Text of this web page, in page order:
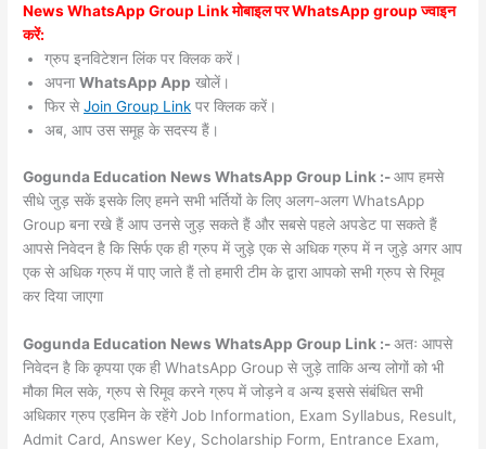
News WhatsApp Group Link मोबाइल पर WhatsApp group ज्वाइन
करें:
ग्रुप इनविटेशन लिंक पर क्लिक करें।
अपनाWhatsApp App खोलें।
फिर सेJoin Group Link पर क्लिक करें।
अब, आप उस समूह के सदस्य हैं।
Gogunda Education News WhatsApp Group Link :-आप हमसे
सीधे जुड़ सकें इसके लिए हमने सभी भर्तियों के लिए अलग-अलग WhatsApp
Group बना रखे हैं आप उनसे जुड़ सकते हैं और सबसे पहले अपडेट पा सकते हैं
आपसे निवेदन है कि सिर्फ एक ही ग्रुप में जुड़े एक से अधिक ग्रुप में न जुड़े अगर आप
एक से अधिक ग्रुप में पाए जाते हैं तो हमारी टीम के द्वारा आपको सभी ग्रुप से रिमूव
कर दिया जाएगा
Gogunda Education News WhatsApp Group Link :-अतः आपसे
निवेदन है कि कृपया एक ही WhatsApp Group से जुड़े ताकि अन्य लोगों को भी
मौका मिल सके, ग्रुप से रिमूव करने ग्रुप में जोड़ने व अन्य इससे संबंधित सभी
अधिकार ग्रुप एडमिन के रहेंगे Job Information, Exam Syllabus, Result,
Admit Card, Answer Key, Scholarship Form, Entrance Exam,